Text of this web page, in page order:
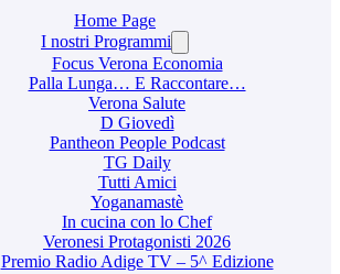
Home Page
I nostri Programmi
Focus Verona Economia
Palla Lunga… E Raccontare…
Verona Salute
D Giovedì
Pantheon People Podcast
TG Daily
Tutti Amici
Yoganamastè
In cucina con lo Chef
Veronesi Protagonisti 2026
Premio Radio Adige TV – 5^ Edizione